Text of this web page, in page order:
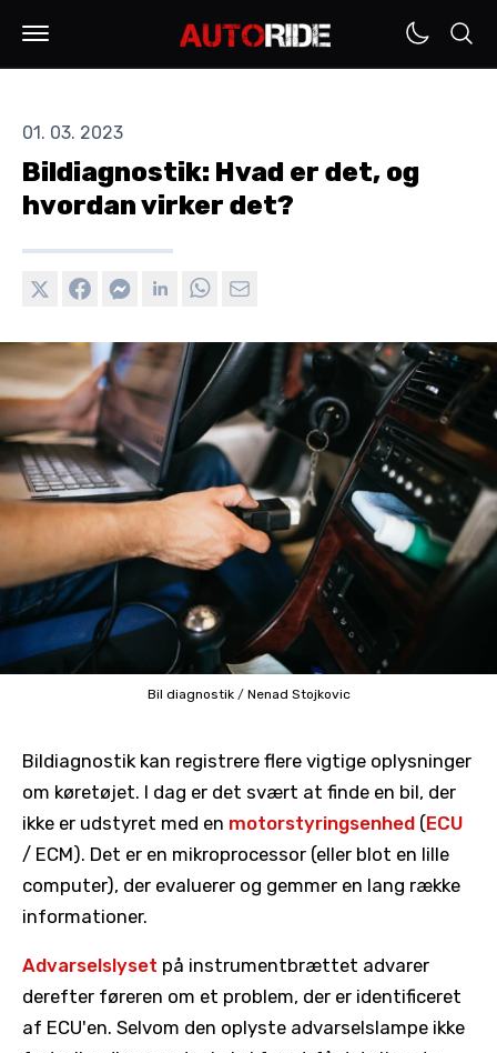
01. 03. 2023
Bildiagnostik: Hvad er det, og
hvordan virker det?
Bil diagnostik / Nenad Stojkovic
Bildiagnostik kan registrere flere vigtige oplysninger
om køretøjet. I dag er det svært at finde en bil, der
ikke er udstyret med en motorstyringsenhed (ECU
/ ECM). Det er en mikroprocessor (eller blot en lille
computer), der evaluerer og gemmer en lang række
informationer.
Advarselslyset på instrumentbrættet advarer
derefter føreren om et problem, der er identificeret
af ECU'en. Selvom den oplyste advarselslampe ikke